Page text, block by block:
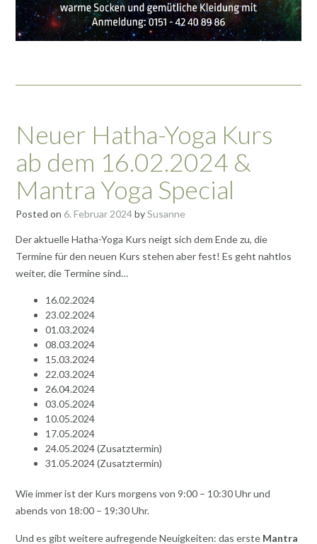
Neuer Hatha-Yoga Kurs
ab dem 16.02.2024 &
Mantra Yoga Special
Posted on 6. Februar 2024bySusanne
Der aktuelle Hatha-Yoga Kurs neigt sich dem Ende zu, die
Termine für den neuen Kurs stehen aber fest! Es geht nahtlos
weiter, die Termine sind…
16.02.2024
23.02.2024
01.03.2024
08.03.2024
15.03.2024
22.03.2024
26.04.2024
03.05.2024
10.05.2024
17.05.2024
24.05.2024 (Zusatztermin)
31.05.2024 (Zusatztermin)
Wie immer ist der Kurs morgens von 9:00 – 10:30 Uhr und
abends von 18:00 – 19:30 Uhr.
Und es gibt weitere aufregende Neuigkeiten: das erste Mantra